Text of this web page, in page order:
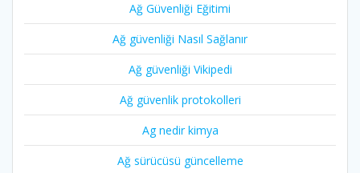
Ağ Güvenliği Eğitimi
Ağ güvenliği Nasıl Sağlanır
Ağ güvenliği Vikipedi
Ağ güvenlik protokolleri
Ag nedir kimya
Ağ sürücüsü güncelleme